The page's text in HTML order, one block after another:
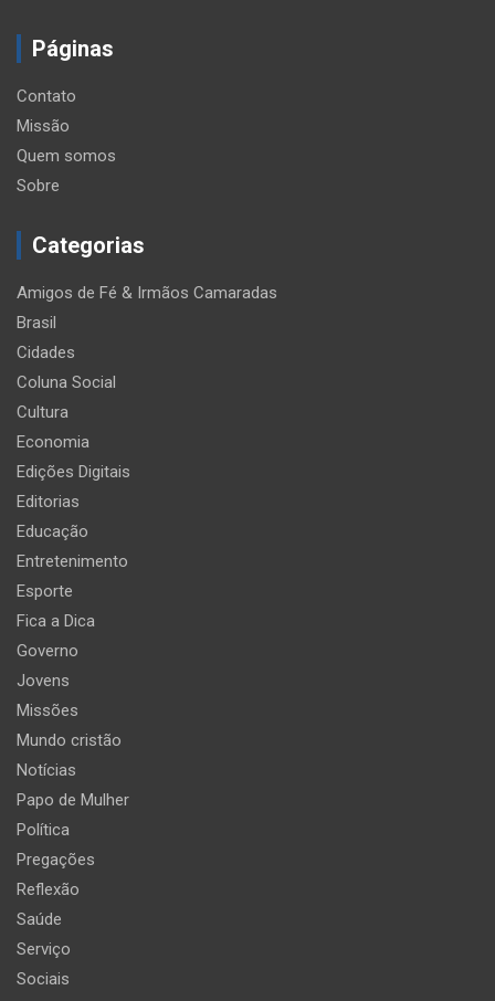
Páginas
Contato
Missão
Quem somos
Sobre
Categorias
Amigos de Fé & Irmãos Camaradas
Brasil
Cidades
Coluna Social
Cultura
Economia
Edições Digitais
Editorias
Educação
Entretenimento
Esporte
Fica a Dica
Governo
Jovens
Missões
Mundo cristão
Notícias
Papo de Mulher
Política
Pregações
Reflexão
Saúde
Serviço
Sociais